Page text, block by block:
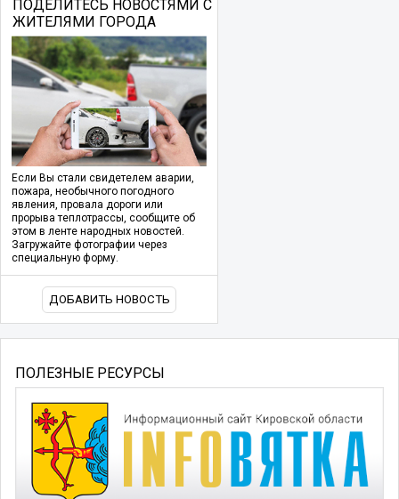
ПОДЕЛИТЕСЬ НОВОСТЯМИ С
ЖИТЕЛЯМИ ГОРОДА
Если Вы стали свидетелем аварии,
пожара, необычного погодного
явления, провала дороги или
прорыва теплотрассы, сообщите об
этом в ленте народных новостей.
Загружайте фотографии через
специальную форму.
ДОБАВИТЬ НОВОСТЬ
ПОЛЕЗНЫЕ РЕСУРСЫ